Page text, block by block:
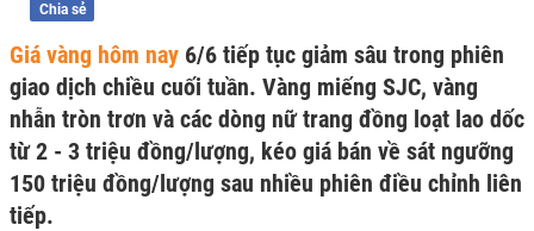
Chia sẻ
Giá vàng hôm nay 6/6 tiếp tục giảm sâu trong phiên
giao dịch chiều cuối tuần. Vàng miếng SJC, vàng
nhẫn tròn trơn và các dòng nữ trang đồng loạt lao dốc
từ 2 - 3 triệu đồng/lượng, kéo giá bán về sát ngưỡng
150 triệu đồng/lượng sau nhiều phiên điều chỉnh liên
tiếp.